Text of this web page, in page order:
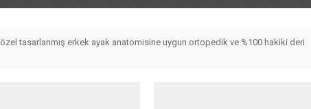
tasarlanmış erkek ayak anatomisine uygun ortopedik ve %100 hakiki deri